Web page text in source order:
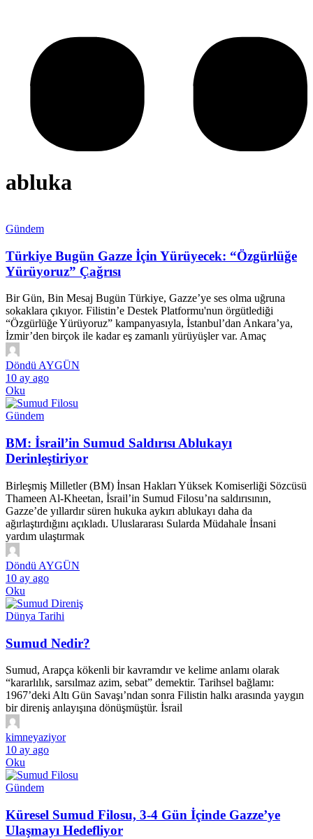
abluka
Gündem
Türkiye Bugün Gazze İçin Yürüyecek: “Özgürlüğe
Yürüyoruz” Çağrısı
Bir Gün, Bin Mesaj Bugün Türkiye, Gazze’ye ses olma uğruna
sokaklara çıkıyor. Filistin’e Destek Platformu'nun örgütlediği
“Özgürlüğe Yürüyoruz” kampanyasıyla, İstanbul’dan Ankara’ya,
İzmir’den birçok ile kadar eş zamanlı yürüyüşler var. Amaç
Döndü AYGÜN
10 ay ago
Oku
Gündem
BM: İsrail’in Sumud Saldırısı Ablukayı
Derinleştiriyor
Birleşmiş Milletler (BM) İnsan Hakları Yüksek Komiserliği Sözcüsü
Thameen Al-Kheetan, İsrail’in Sumud Filosu’na saldırısının,
Gazze’de yıllardır süren hukuka aykırı ablukayı daha da
ağırlaştırdığını açıkladı. Uluslararası Sularda Müdahale İnsani
yardım ulaştırmak
Döndü AYGÜN
10 ay ago
Oku
Dünya Tarihi
Sumud Nedir?
Sumud, Arapça kökenli bir kavramdır ve kelime anlamı olarak
“kararlılık, sarsılmaz azim, sebat” demektir. Tarihsel bağlamı:
1967’deki Altı Gün Savaşı’ndan sonra Filistin halkı arasında yaygın
bir direniş anlayışına dönüşmüştür. İsrail
kimneyaziyor
10 ay ago
Oku
Gündem
Küresel Sumud Filosu, 3-4 Gün İçinde Gazze’ye
Ulaşmayı Hedefliyor